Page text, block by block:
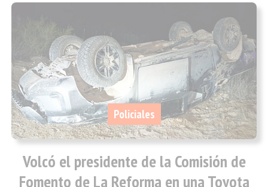
Volcó el presidente de la Comisión de
Fomento de La Reforma en una Toyota
Policiales